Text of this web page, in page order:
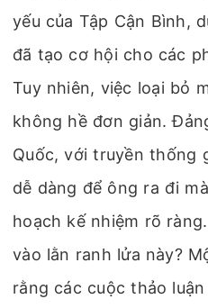
yếu của Tập Cận Bình,
đã tạo cơ hội cho các
Tuy nhiên, việc loại bỏ
không hề đơn giản.
Quốc, với truyền thống
dễ dàng để ông ra đi
hoạch kế nhiệm rõ
vào lằn ranh lửa này?
rằng các cuộc thảo